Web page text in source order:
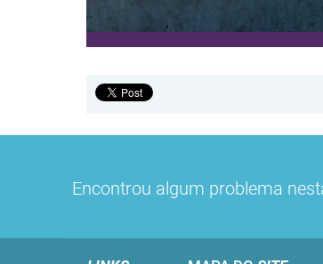
Encontrou algum problema